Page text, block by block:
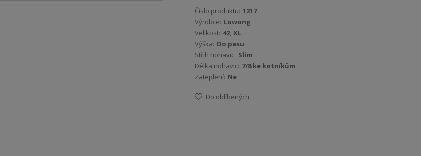
Číslo produktu: 1217
Výrobce: Lowong
Velikost: 42, XL
Výška: Do pasu
Střih nohavic: Slim
Délka nohavic: 7/8 ke kotníkům
Zateplení: Ne
Do oblíbených